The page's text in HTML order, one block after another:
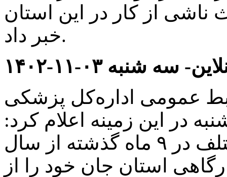
از کار در این استان
خبر داد.
سه شنبه ۰۳-۱۱-۱۴۰۲
عمومی اداره‌کل پزشکی
در این زمینه اعلام کرد:
افرادی که به دلیل حوادث مختلف در ۹ ماه گذشته از سال
استان جان خود را از